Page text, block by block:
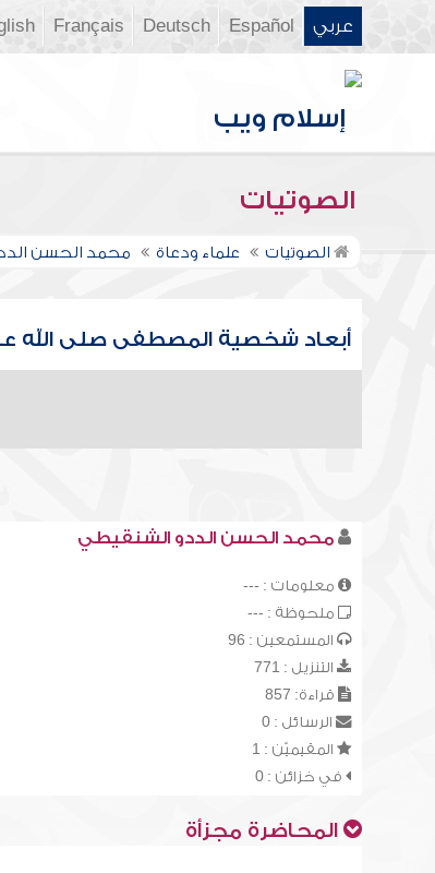
عربي Español
Deutsch
Français
الصوتيات
الصوتيات علماء ودعاة محمد الحسن
أبعاد شخصية المصطفى صلى الله
محمد الحسن الددو الشنقيطي
معلومات : ---
ملحوظة : ---
المستمعين : 96
التنزيل : 771
قراءة: 857
الرسائل : 0
المقيميّن : 1
في خزائن : 0
المحاضرة مجزأة